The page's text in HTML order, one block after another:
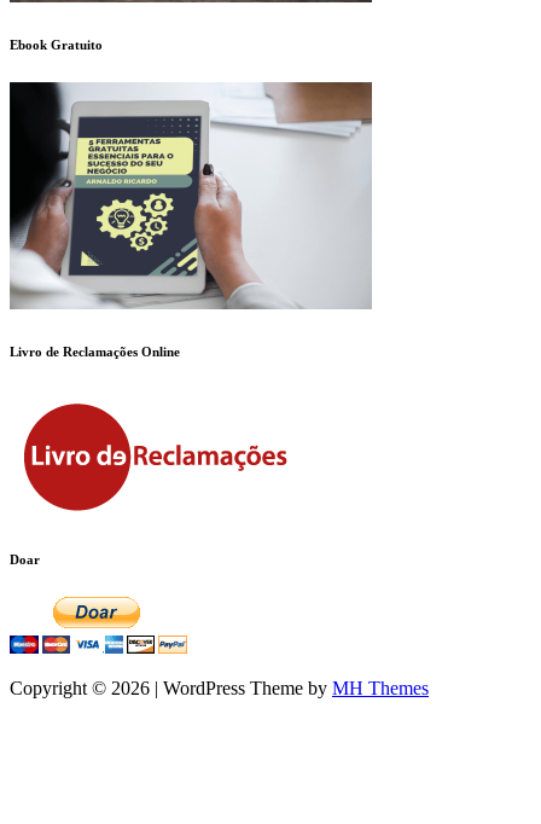
Ebook Gratuito
Livro de Reclamações Online
Doar
Copyright © 2026 | WordPress Theme by MH Themes